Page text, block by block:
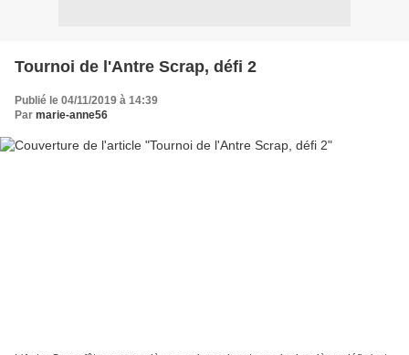
Tournoi de l'Antre Scrap, défi 2
Publié le 04/11/2019 à 14:39
Par marie-anne56